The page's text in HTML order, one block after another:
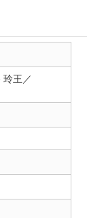
王／